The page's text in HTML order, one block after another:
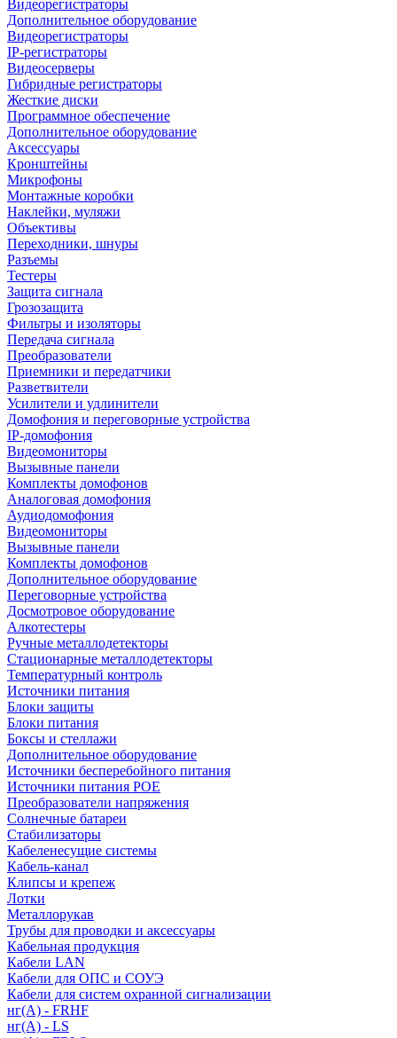
Видеорегистраторы
Дополнительное оборудование
Видеорегистраторы
IP-регистраторы
Видеосерверы
Гибридные регистраторы
Жесткие диски
Программное обеспечение
Дополнительное оборудование
Аксессуары
Кронштейны
Микрофоны
Монтажные коробки
Наклейки, муляжи
Объективы
Переходники, шнуры
Разъемы
Тестеры
Защита сигнала
Грозозащита
Фильтры и изоляторы
Передача сигнала
Преобразователи
Приемники и передатчики
Разветвители
Усилители и удлинители
Домофония и переговорные устройства
IP-домофония
Видеомониторы
Вызывные панели
Комплекты домофонов
Аналоговая домофония
Аудиодомофония
Видеомониторы
Вызывные панели
Комплекты домофонов
Дополнительное оборудование
Переговорные устройства
Досмотровое оборудование
Алкотестеры
Ручные металлодетекторы
Стационарные металлодетекторы
Температурный контроль
Источники питания
Блоки защиты
Блоки питания
Боксы и стеллажи
Дополнительное оборудование
Источники бесперебойного питания
Источники питания POE
Преобразователи напряжения
Солнечные батареи
Стабилизаторы
Кабеленесущие системы
Кабель-канал
Клипсы и крепеж
Лотки
Металлорукав
Трубы для проводки и аксессуары
Кабельная продукция
Кабели LAN
Кабели для ОПС и СОУЭ
Кабели для систем охранной сигнализации
нг(A) - FRHF
нг(A) - LS